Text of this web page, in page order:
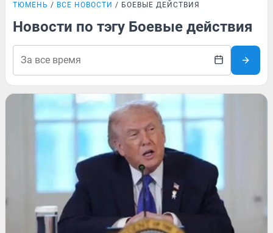
ТЮМЕНЬ ВСЕ НОВОСТИ БОЕВЫЕ ДЕЙСТВИЯ
Новости по тэгу Боевые действия